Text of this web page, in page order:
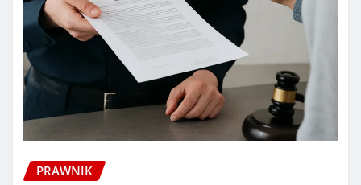
PRAWNIK